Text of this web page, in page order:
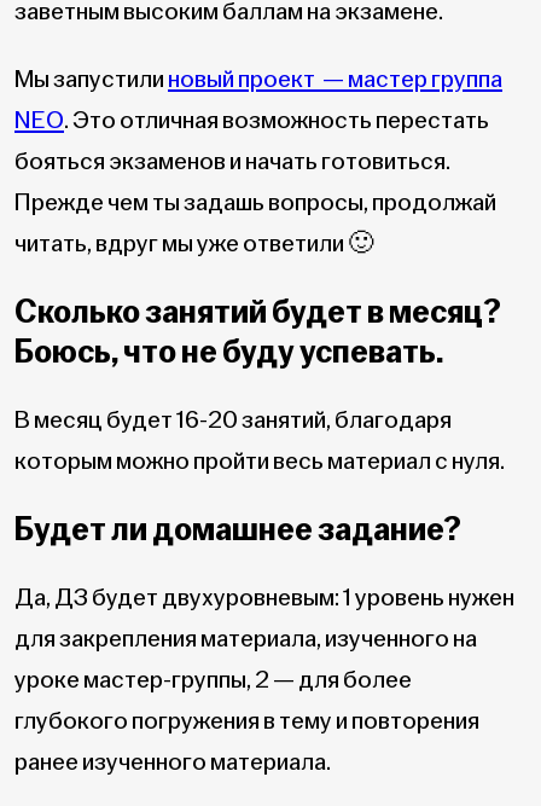
заветным высоким баллам на экзамене.
Мы запустили новый проект — мастер группа
NEO. Это отличная возможность перестать
бояться экзаменов и начать готовиться.
Прежде чем ты задашь вопросы, продолжай
читать, вдруг мы уже ответили 🙂
Сколько занятий будет в месяц?
Боюсь, что не буду успевать.
В месяц будет 16-20 занятий, благодаря
которым можно пройти весь материал с нуля.
Будет ли домашнее задание?
Да, ДЗ будет двухуровневым: 1 уровень нужен
для закрепления материала, изученного на
уроке мастер-группы, 2 — для более
глубокого погружения в тему и повторения
ранее изученного материала.